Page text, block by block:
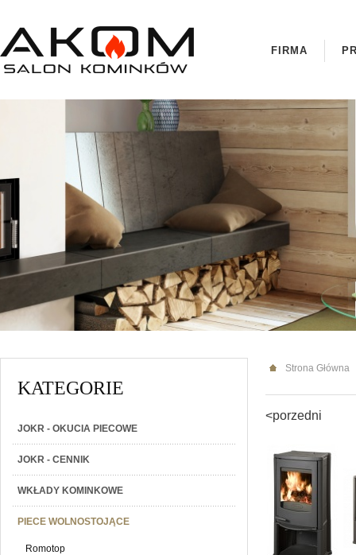
FIRMA
KATEGORIE
JOKR - OKUCIA PIECOWE
JOKR - CENNIK
WKŁADY KOMINKOWE
PIECE WOLNOSTOJĄCE
Romotop
Strona Główna
<porzedni